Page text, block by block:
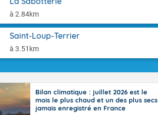
à 2.84km
Saint-Loup-Terrier
à 3.51km
l'Occitanie
puis
Midi-
nord du
Les
totalité du
Bilan climatique : juillet 2026 est le
mois le plus chaud et un des plus secs
jamais enregistré en France